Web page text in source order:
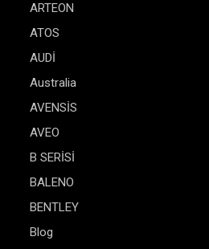
ARTEON
ATOS
AUDİ
Australia
AVENSİS
AVEO
B SERİSİ
BALENO
BENTLEY
Blog